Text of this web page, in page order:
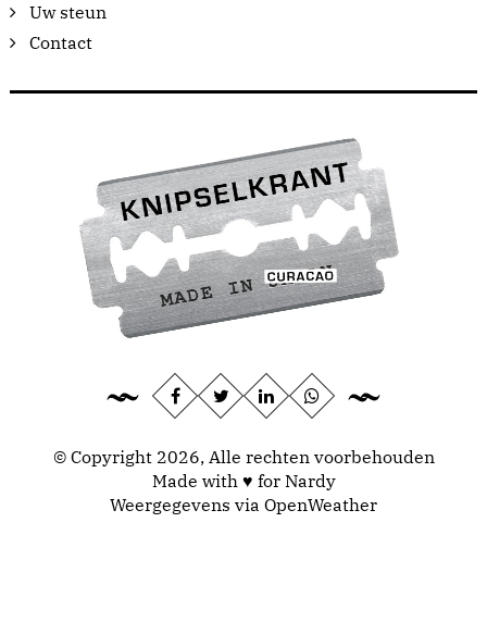
Uw steun
Contact
© Copyright 2026, Alle rechten voorbehouden
Made with ♥ for Nardy
Weergegevens via OpenWeather